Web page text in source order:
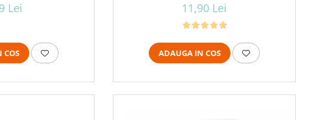
Lei
COS
11,90 Lei
ADAUGA IN COS